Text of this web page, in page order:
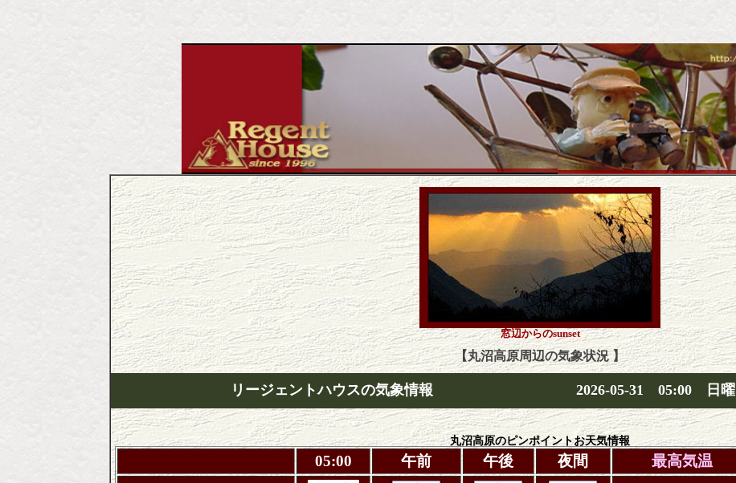
窓辺からのsunset
【丸沼高原周辺の気象状況 】
リージェントハウスの気象情報 2026-05-31 05:00 日曜
丸沼高原のピンポイントお天気情報
05:00 午前 午後 夜間 最高気温